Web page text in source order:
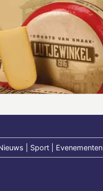
| Sport | Evenementen